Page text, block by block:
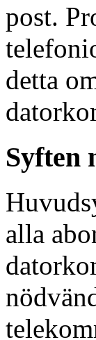
post.
detta
Syften
alla